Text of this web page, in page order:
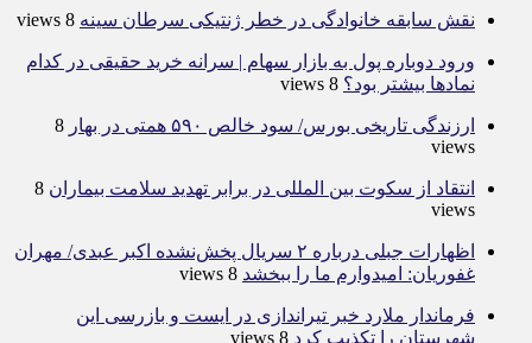
نقش سابقه خانوادگی در خطر ژنتیکی سرطان سینه 8 views
ورود دوباره پول به بازار سهام | سرانه خرید حقیقی در کدام
نماد‌ها بیشتر بود؟ 8 views
ارزندگی تاریخی بورس/ سود خالص ۵۹۰ همتی در بهار
8
views
انتقاد از سکوت بین المللی در برابر تهدید سلامت بیماران 8
views
اظهارات جبلی درباره ۲ سریال پخش‌نشده اکبر عبدی/ مهران
غفوریان: امیدوارم ما را ببخشد 8 views
فرماندار ملارد خبر تیراندازی در ایست و بازرسی این
شهرستان را تکذیب کرد 8 views